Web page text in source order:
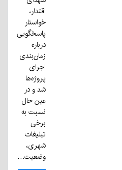
اقتدار،
خواستار
پاسخگویی
درباره
زمان‌بندی
اجرای
پروژه‌ها
شد و در
عین حال
نسبت به
برخی
تبلیغات
شهری،
وضعیت…